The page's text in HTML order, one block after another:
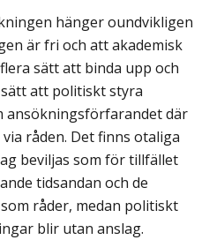
hänger oundvikligen
är fri och att akademisk
sätt att binda upp och
att politiskt styra
ansökningsförfarandet där
råden. Det finns otaliga
beviljas som för tillfället
tidsandan och de
råder, medan politiskt
blir utan anslag.